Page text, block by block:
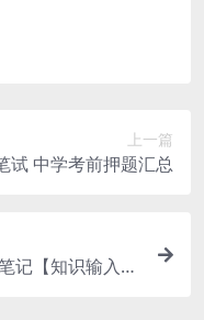
上一篇
试 中学考前押题汇总
记【知识输入】